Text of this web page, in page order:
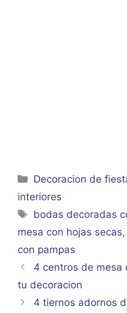
Categorías
Decoracion de
interiores
Etiquetas
bodas decoradas
mesa con hojas secas,
con pampas
4 centros de mesa
tu decoracion
4 tiernos adornos